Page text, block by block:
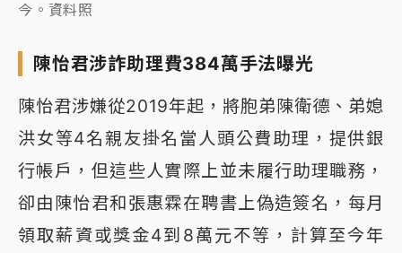
今。資料照
陳怡君涉詐助理費384萬手法曝光
陳怡君涉嫌從2019年起，將胞弟陳衛德、弟媳
洪女等4名親友掛名當人頭公費助理，提供銀
行帳戶，但這些人實際上並未履行助理職務，
卻由陳怡君和張惠霖在聘書上偽造簽名，每月
領取薪資或獎金4到8萬元不等，計算至今年